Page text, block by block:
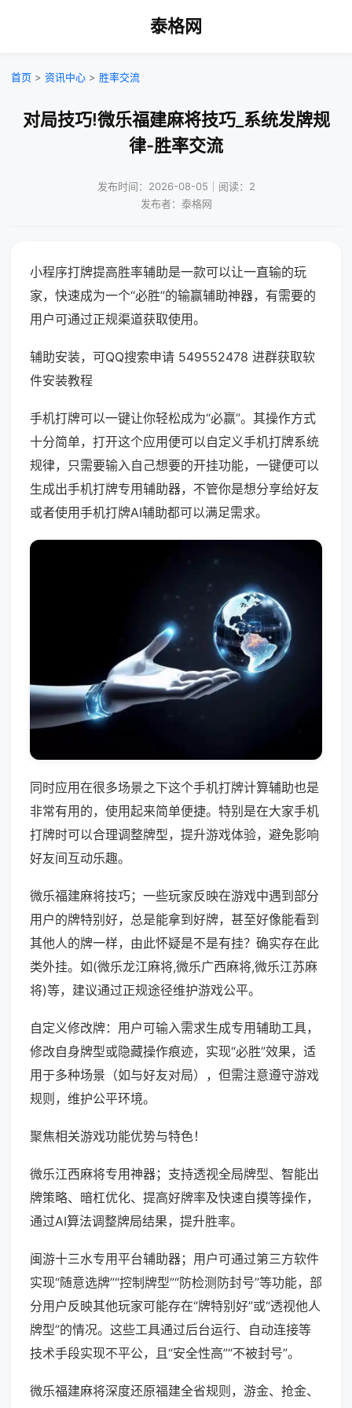
泰格网
首页 > 资讯中心 > 胜率交流
对局技巧!微乐福建麻将技巧_系统发牌规
律-胜率交流
发布时间：2026-08-05｜阅读：2
发布者：泰格网
小程序打牌提高胜率辅助是一款可以让一直输的玩
家，快速成为一个“必胜”的输赢辅助神器，有需要的
用户可通过正规渠道获取使用。
辅助安装，可QQ搜索申请 549552478 进群获取软
件安装教程
手机打牌可以一键让你轻松成为“必赢”。其操作方式
十分简单，打开这个应用便可以自定义手机打牌系统
规律，只需要输入自己想要的开挂功能，一键便可以
生成出手机打牌专用辅助器，不管你是想分享给好友
或者使用手机打牌AI辅助都可以满足需求。
同时应用在很多场景之下这个手机打牌计算辅助也是
非常有用的，使用起来简单便捷。特别是在大家手机
打牌时可以合理调整牌型，提升游戏体验，避免影响
好友间互动乐趣。
微乐福建麻将技巧；一些玩家反映在游戏中遇到部分
用户的牌特别好，总是能拿到好牌，甚至好像能看到
其他人的牌一样，由此怀疑是不是有挂？确实存在此
类外挂。如(微乐龙江麻将,微乐广西麻将,微乐江苏麻
将)等，建议通过正规途径维护游戏公平。
自定义修改牌：用户可输入需求生成专用辅助工具，
修改自身牌型或隐藏操作痕迹，实现“必胜”效果，适
用于多种场景（如与好友对局），但需注意遵守游戏
规则，维护公平环境。
聚焦相关游戏功能优势与特色！
微乐江西麻将专用神器；支持透视全局牌型、智能出
牌策略、暗杠优化、提高好牌率及快速自摸等操作，
通过AI算法调整牌局结果，提升胜率。
闽游十三水专用平台辅助器；用户可通过第三方软件
实现“随意选牌”“控制牌型”“防检测防封号”等功能，部
分用户反映其他玩家可能存在“牌特别好”或“透视他人
牌型”的情况。这些工具通过后台运行、自动连接等
技术手段实现不平公，且“安全性高”“不被封号”。
微乐福建麻将深度还原福建全省规则，游金、抢金、